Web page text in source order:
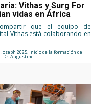
Vithas y Surg For
vidas en África
que el equipo de
Vithas está colaborando en
2025. Inicio de la formación del
Dr. Augustine